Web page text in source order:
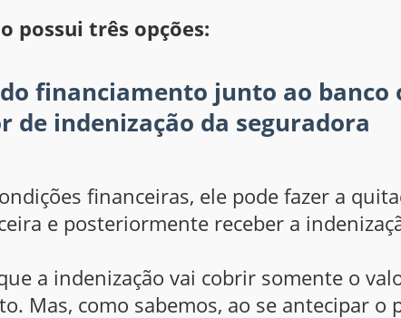
possui três opções:
financiamento junto ao banco
de indenização da seguradora
financeiras, ele pode fazer a
e posteriormente receber a
a indenização vai cobrir somente o
Mas, como sabemos, ao se antecipar o